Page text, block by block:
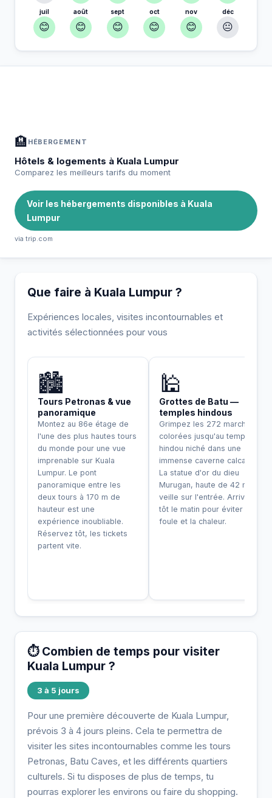
juil
😊
août
😊
sept
😊
oct
😊
nov
😊
déc
😐
🏨 HÉBERGEMENT
Hôtels & logements à Kuala Lumpur
Comparez les meilleurs tarifs du moment
Voir les hébergements disponibles à Kuala
Lumpur
via trip.com
Que faire à Kuala Lumpur ?
Expériences locales, visites incontournables et
activités sélectionnées pour vous
🏙️
Tours Petronas & vue
panoramique
Montez au 86e étage de
l'une des plus hautes tours
du monde pour une vue
imprenable sur Kuala
Lumpur. Le pont
panoramique entre les
deux tours à 170 m de
hauteur est une
expérience inoubliable.
Réservez tôt, les tickets
partent vite.
🕌
Grottes de Batu —
temples hindous
Grimpez les 272 marches
colorées jusqu'au temple
hindou niché dans une
immense caverne calcaire.
La statue d'or du dieu
Murugan, haute de 42 m,
veille sur l'entrée. Arrivez
tôt le matin pour éviter la
foule et la chaleur.
⏱️ Combien de temps pour visiter
Kuala Lumpur ?
3 à 5 jours
Pour une première découverte de Kuala Lumpur,
prévois 3 à 4 jours pleins. Cela te permettra de
visiter les sites incontournables comme les tours
Petronas, Batu Caves, et les différents quartiers
culturels. Si tu disposes de plus de temps, tu
pourras explorer les environs ou faire du shopping.